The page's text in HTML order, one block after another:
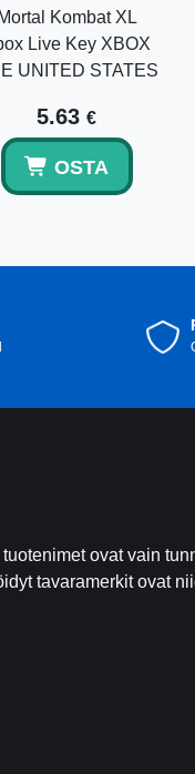
Mortal Kombat XL
Live Key XBOX
UNITED STATES
5.63 €
OSTA
ovat vain
tavaramerkit ovat